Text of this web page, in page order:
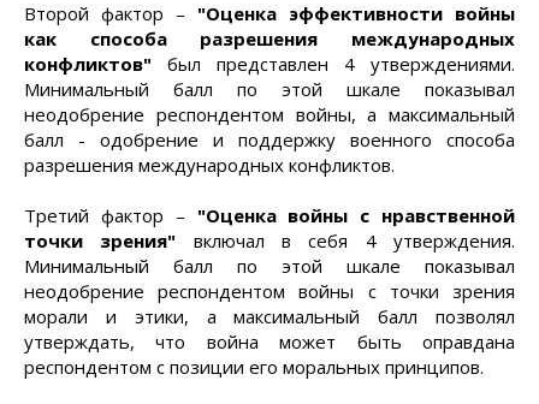
Второй фактор – "Оценка эффективности войны
как способа разрешения международных
конфликтов" был представлен 4 утверждениями.
Минимальный балл по этой шкале показывал
неодобрение респондентом войны, а максимальный
балл - одобрение и поддержку военного способа
разрешения международных конфликтов.
Третий фактор – "Оценка войны с нравственной
точки зрения" включал в себя 4 утверждения.
Минимальный балл по этой шкале показывал
неодобрение респондентом войны с точки зрения
морали и этики, а максимальный балл позволял
утверждать, что война может быть оправдана
респондентом с позиции его моральных принципов.